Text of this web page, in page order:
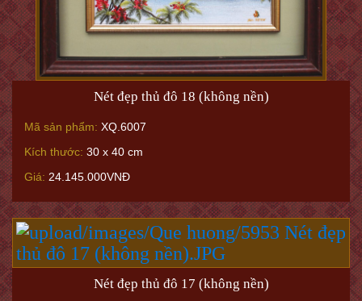
Nét đẹp thủ đô 18 (không nền)
Mã sản phẩm: XQ.6007
Kích thước: 30 x 40 cm
Giá: 24.145.000VNĐ
Nét đẹp thủ đô 17 (không nền)